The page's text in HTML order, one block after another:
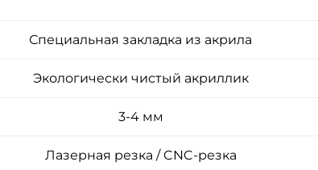
Специальная закладка из акрила
Экологически чистый акриллик
3-4 мм
Лазерная резка / CNC-резка